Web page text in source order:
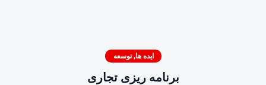
ایده ها,توسعه
برنامه ریزی تجاری